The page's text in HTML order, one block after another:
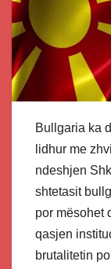
Bullgaria ka
lidhur me
ndeshjen
shtetasit
por mësohet
qasjen
brutalitetin